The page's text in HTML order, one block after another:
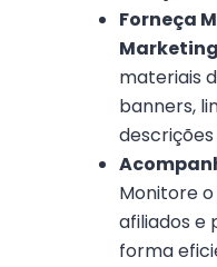
Forneça
materiais
banners,
Monitore
afiliados e
forma